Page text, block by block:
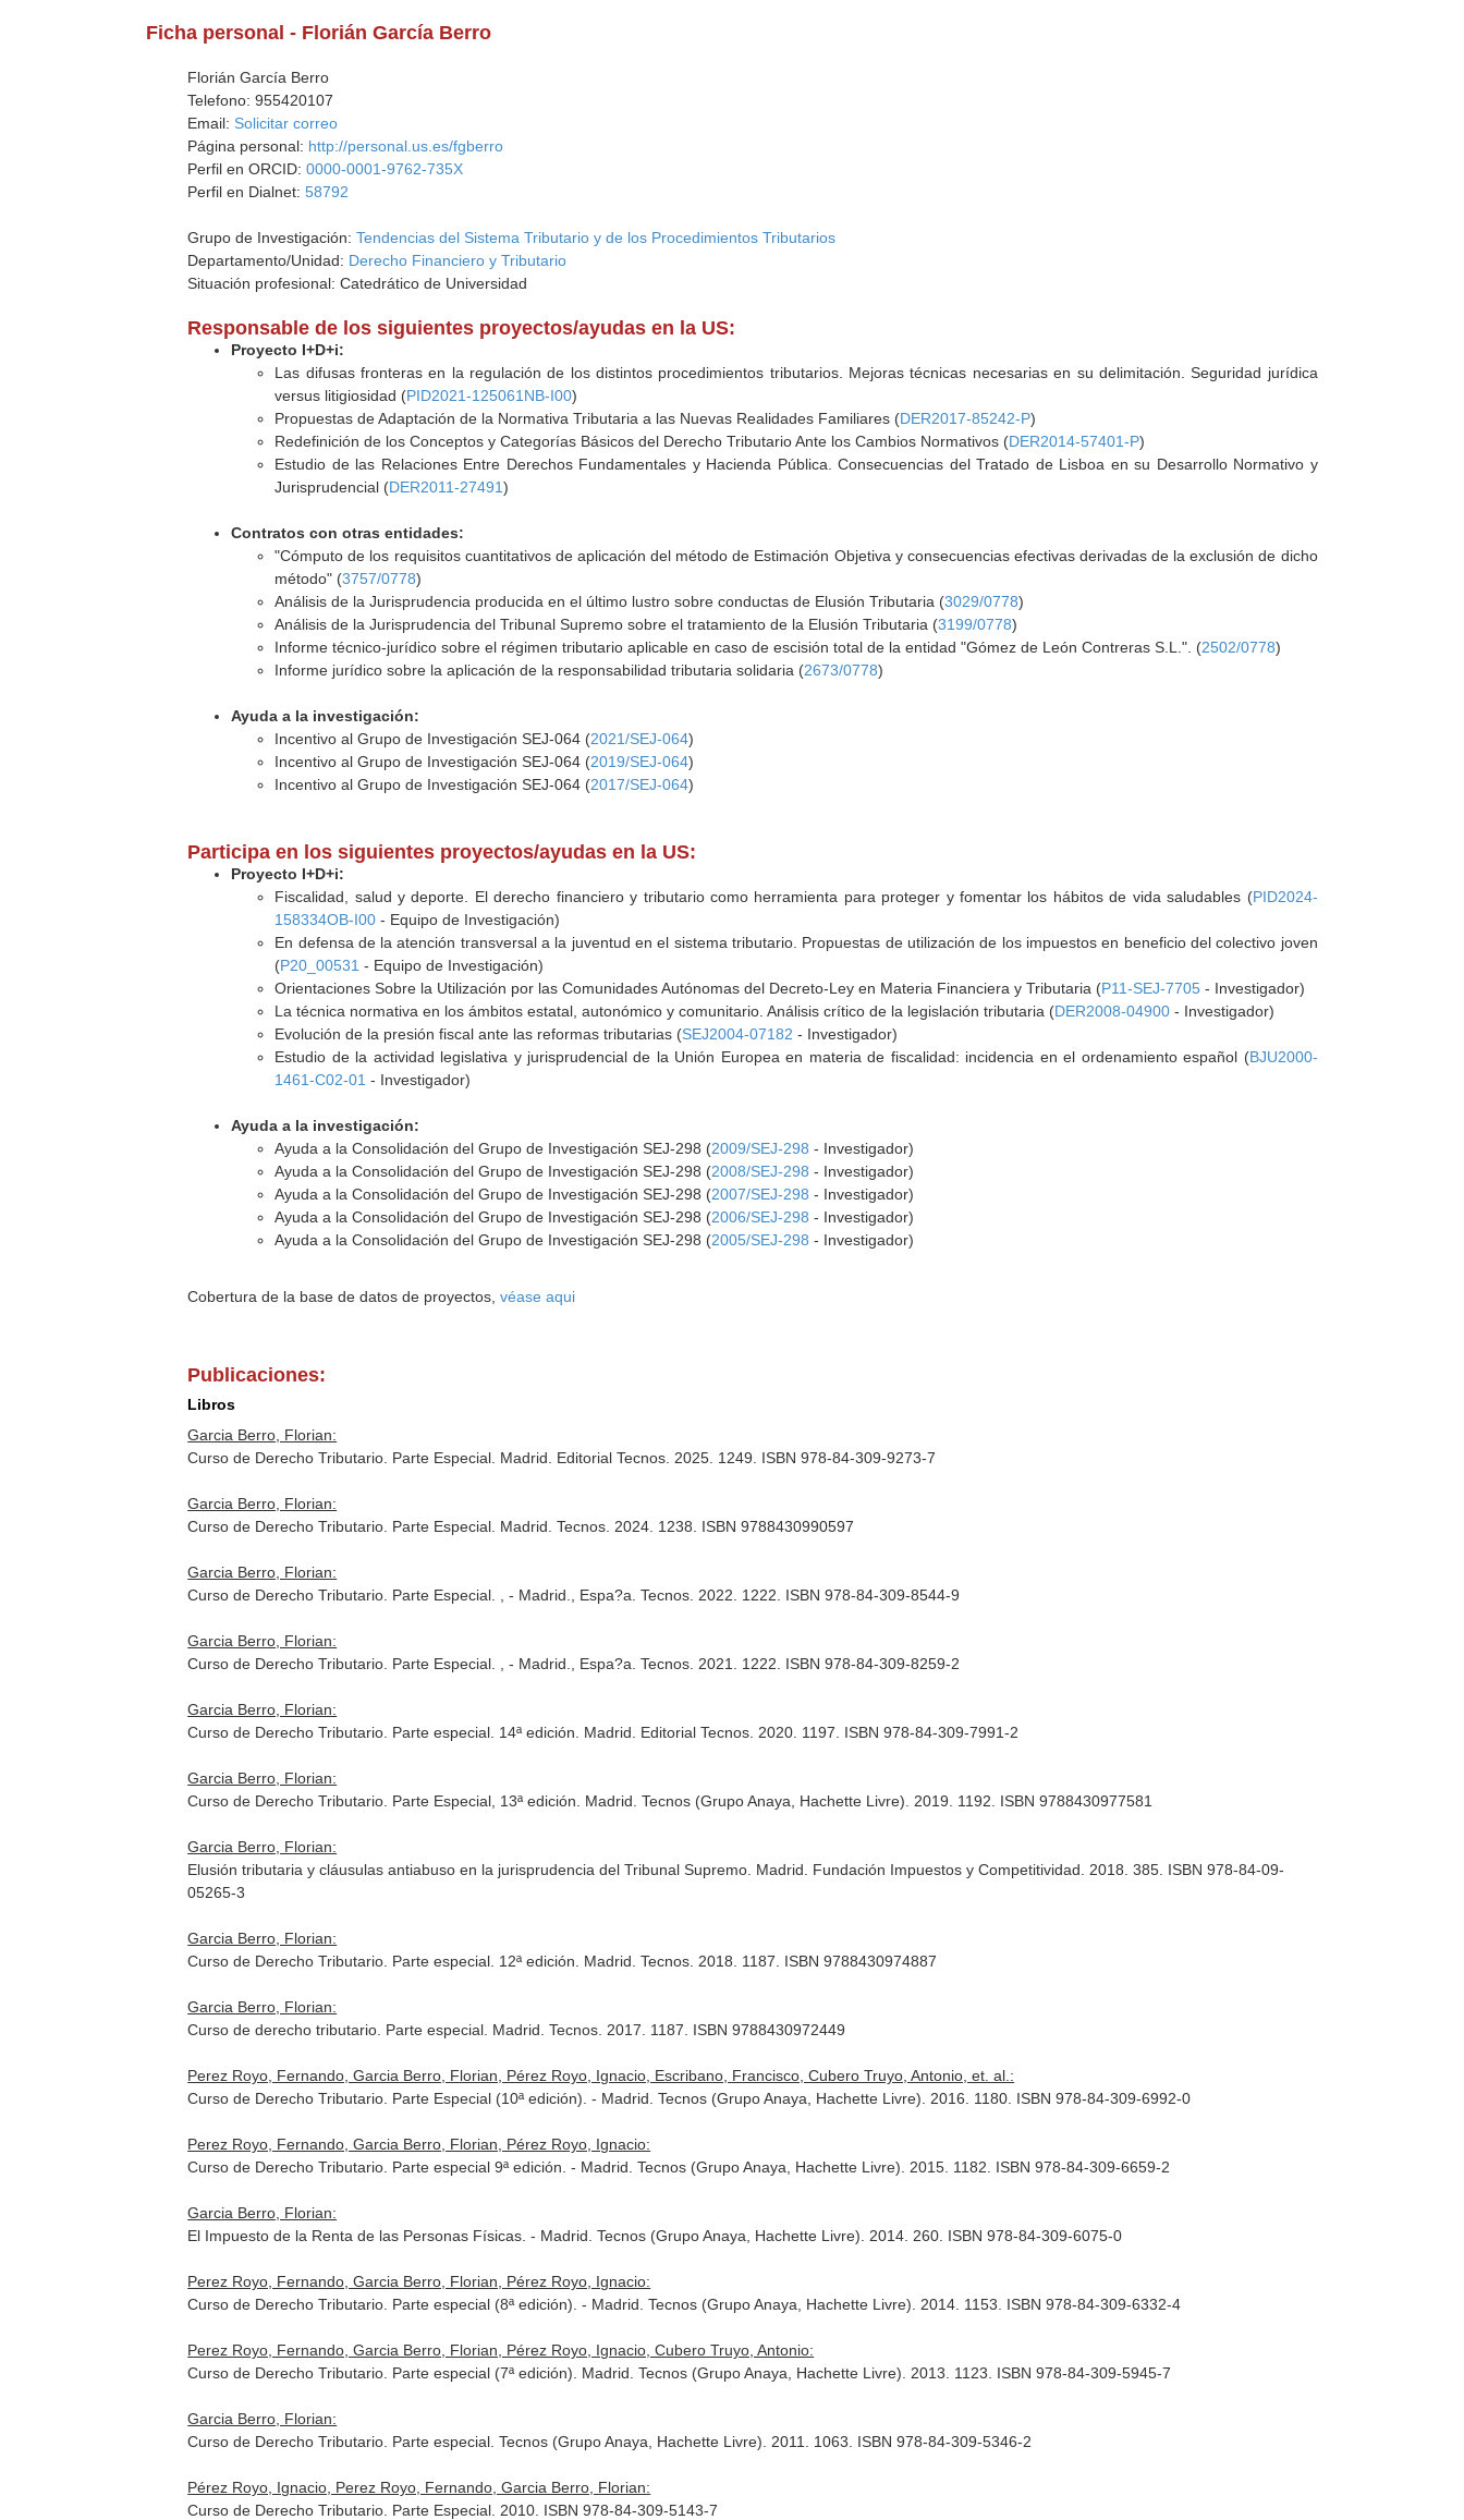
Ficha personal - Florián García Berro
Florián García Berro
Telefono: 955420107
Email: Solicitar correo
Página personal: http://personal.us.es/fgberro
Perfil en ORCID:0000-0001-9762-735X
Perfil en Dialnet:58792
Grupo de Investigación:Tendencias del Sistema Tributario y de los Procedimientos Tributarios
Departamento/Unidad: Derecho Financiero y Tributario
Situación profesional: Catedrático de Universidad
Responsable de los siguientes proyectos/ayudas en la US:
Proyecto I+D+i:
Las difusas fronteras en la regulación de los distintos procedimientos tributarios. Mejoras técnicas necesarias en su delimitación. Seguridad jurídica
versus litigiosidad (PID2021-125061NB-I00)
Propuestas de Adaptación de la Normativa Tributaria a las Nuevas Realidades Familiares (DER2017-85242-P)
Redefinición de los Conceptos y Categorías Básicos del Derecho Tributario Ante los Cambios Normativos (DER2014-57401-P)
Estudio de las Relaciones Entre Derechos Fundamentales y Hacienda Pública. Consecuencias del Tratado de Lisboa en su Desarrollo Normativo y
Jurisprudencial (DER2011-27491)
Contratos con otras entidades:
"Cómputo de los requisitos cuantitativos de aplicación del método de Estimación Objetiva y consecuencias efectivas derivadas de la exclusión de dicho
método" (3757/0778)
Análisis de la Jurisprudencia producida en el último lustro sobre conductas de Elusión Tributaria (3029/0778)
Análisis de la Jurisprudencia del Tribunal Supremo sobre el tratamiento de la Elusión Tributaria (3199/0778)
Informe técnico-jurídico sobre el régimen tributario aplicable en caso de escisión total de la entidad "Gómez de León Contreras S.L.". (2502/0778)
Informe jurídico sobre la aplicación de la responsabilidad tributaria solidaria (2673/0778)
Ayuda a la investigación:
Incentivo al Grupo de Investigación SEJ-064 (2021/SEJ-064)
Incentivo al Grupo de Investigación SEJ-064 (2019/SEJ-064)
Incentivo al Grupo de Investigación SEJ-064 (2017/SEJ-064)
Participa en los siguientes proyectos/ayudas en la US:
Proyecto I+D+i:
Fiscalidad, salud y deporte. El derecho financiero y tributario como herramienta para proteger y fomentar los hábitos de vida saludables (PID2024-
158334OB-I00 - Equipo de Investigación)
En defensa de la atención transversal a la juventud en el sistema tributario. Propuestas de utilización de los impuestos en beneficio del colectivo joven
(P20_00531 - Equipo de Investigación)
Orientaciones Sobre la Utilización por las Comunidades Autónomas del Decreto-Ley en Materia Financiera y Tributaria (P11-SEJ-7705 - Investigador)
La técnica normativa en los ámbitos estatal, autonómico y comunitario. Análisis crítico de la legislación tributaria (DER2008-04900 - Investigador)
Evolución de la presión fiscal ante las reformas tributarias (SEJ2004-07182 - Investigador)
Estudio de la actividad legislativa y jurisprudencial de la Unión Europea en materia de fiscalidad: incidencia en el ordenamiento español (BJU2000-
1461-C02-01 - Investigador)
Ayuda a la investigación:
Ayuda a la Consolidación del Grupo de Investigación SEJ-298 (2009/SEJ-298 - Investigador)
Ayuda a la Consolidación del Grupo de Investigación SEJ-298 (2008/SEJ-298 - Investigador)
Ayuda a la Consolidación del Grupo de Investigación SEJ-298 (2007/SEJ-298 - Investigador)
Ayuda a la Consolidación del Grupo de Investigación SEJ-298 (2006/SEJ-298 - Investigador)
Ayuda a la Consolidación del Grupo de Investigación SEJ-298 (2005/SEJ-298 - Investigador)
Cobertura de la base de datos de proyectos,véase aqui
Publicaciones:
Libros
Garcia Berro, Florian:
Curso de Derecho Tributario. Parte Especial. Madrid. Editorial Tecnos. 2025. 1249. ISBN 978-84-309-9273-7
Garcia Berro, Florian:
Curso de Derecho Tributario. Parte Especial. Madrid. Tecnos. 2024. 1238. ISBN 9788430990597
Garcia Berro, Florian:
Curso de Derecho Tributario. Parte Especial. , - Madrid., Espa?a. Tecnos. 2022. 1222. ISBN 978-84-309-8544-9
Garcia Berro, Florian:
Curso de Derecho Tributario. Parte Especial. , - Madrid., Espa?a. Tecnos. 2021. 1222. ISBN 978-84-309-8259-2
Garcia Berro, Florian:
Curso de Derecho Tributario. Parte especial. 14ª edición. Madrid. Editorial Tecnos. 2020. 1197. ISBN 978-84-309-7991-2
Garcia Berro, Florian:
Curso de Derecho Tributario. Parte Especial, 13ª edición. Madrid. Tecnos (Grupo Anaya, Hachette Livre). 2019. 1192. ISBN 9788430977581
Garcia Berro, Florian:
Elusión tributaria y cláusulas antiabuso en la jurisprudencia del Tribunal Supremo. Madrid. Fundación Impuestos y Competitividad. 2018. 385. ISBN 978-84-09-
05265-3
Garcia Berro, Florian:
Curso de Derecho Tributario. Parte especial. 12ª edición. Madrid. Tecnos. 2018. 1187. ISBN 9788430974887
Garcia Berro, Florian:
Curso de derecho tributario. Parte especial. Madrid. Tecnos. 2017. 1187. ISBN 9788430972449
Perez Royo, Fernando, Garcia Berro, Florian, Pérez Royo, Ignacio, Escribano, Francisco, Cubero Truyo, Antonio, et. al.:
Curso de Derecho Tributario. Parte Especial (10ª edición). - Madrid. Tecnos (Grupo Anaya, Hachette Livre). 2016. 1180. ISBN 978-84-309-6992-0
Perez Royo, Fernando, Garcia Berro, Florian, Pérez Royo, Ignacio:
Curso de Derecho Tributario. Parte especial 9ª edición. - Madrid. Tecnos (Grupo Anaya, Hachette Livre). 2015. 1182. ISBN 978-84-309-6659-2
Garcia Berro, Florian:
El Impuesto de la Renta de las Personas Físicas. - Madrid. Tecnos (Grupo Anaya, Hachette Livre). 2014. 260. ISBN 978-84-309-6075-0
Perez Royo, Fernando, Garcia Berro, Florian, Pérez Royo, Ignacio:
Curso de Derecho Tributario. Parte especial (8ª edición). - Madrid. Tecnos (Grupo Anaya, Hachette Livre). 2014. 1153. ISBN 978-84-309-6332-4
Perez Royo, Fernando, Garcia Berro, Florian, Pérez Royo, Ignacio, Cubero Truyo, Antonio:
Curso de Derecho Tributario. Parte especial (7ª edición). Madrid. Tecnos (Grupo Anaya, Hachette Livre). 2013. 1123. ISBN 978-84-309-5945-7
Garcia Berro, Florian:
Curso de Derecho Tributario. Parte especial. Tecnos (Grupo Anaya, Hachette Livre). 2011. 1063. ISBN 978-84-309-5346-2
Pérez Royo, Ignacio, Perez Royo, Fernando, Garcia Berro, Florian:
Curso de Derecho Tributario. Parte Especial. 2010. ISBN 978-84-309-5143-7